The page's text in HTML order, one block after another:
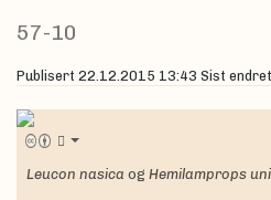
57-10
Publisert 22.12.2015 13:43 Sist endret
Leucon nasica og Hemilamprops